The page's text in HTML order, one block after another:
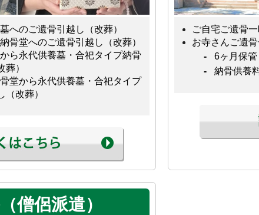
へのご遺骨引越し（改葬）
骨堂へのご遺骨引越し（改葬）
ら永代供養墓・合祀タイプ納骨
葬）
堂から永代供養墓・合祀タイプ
（改葬）
ご自宅ご遺骨
お寺さんご遺骨
6ヶ月保管
納骨供養
僧侶派遣）